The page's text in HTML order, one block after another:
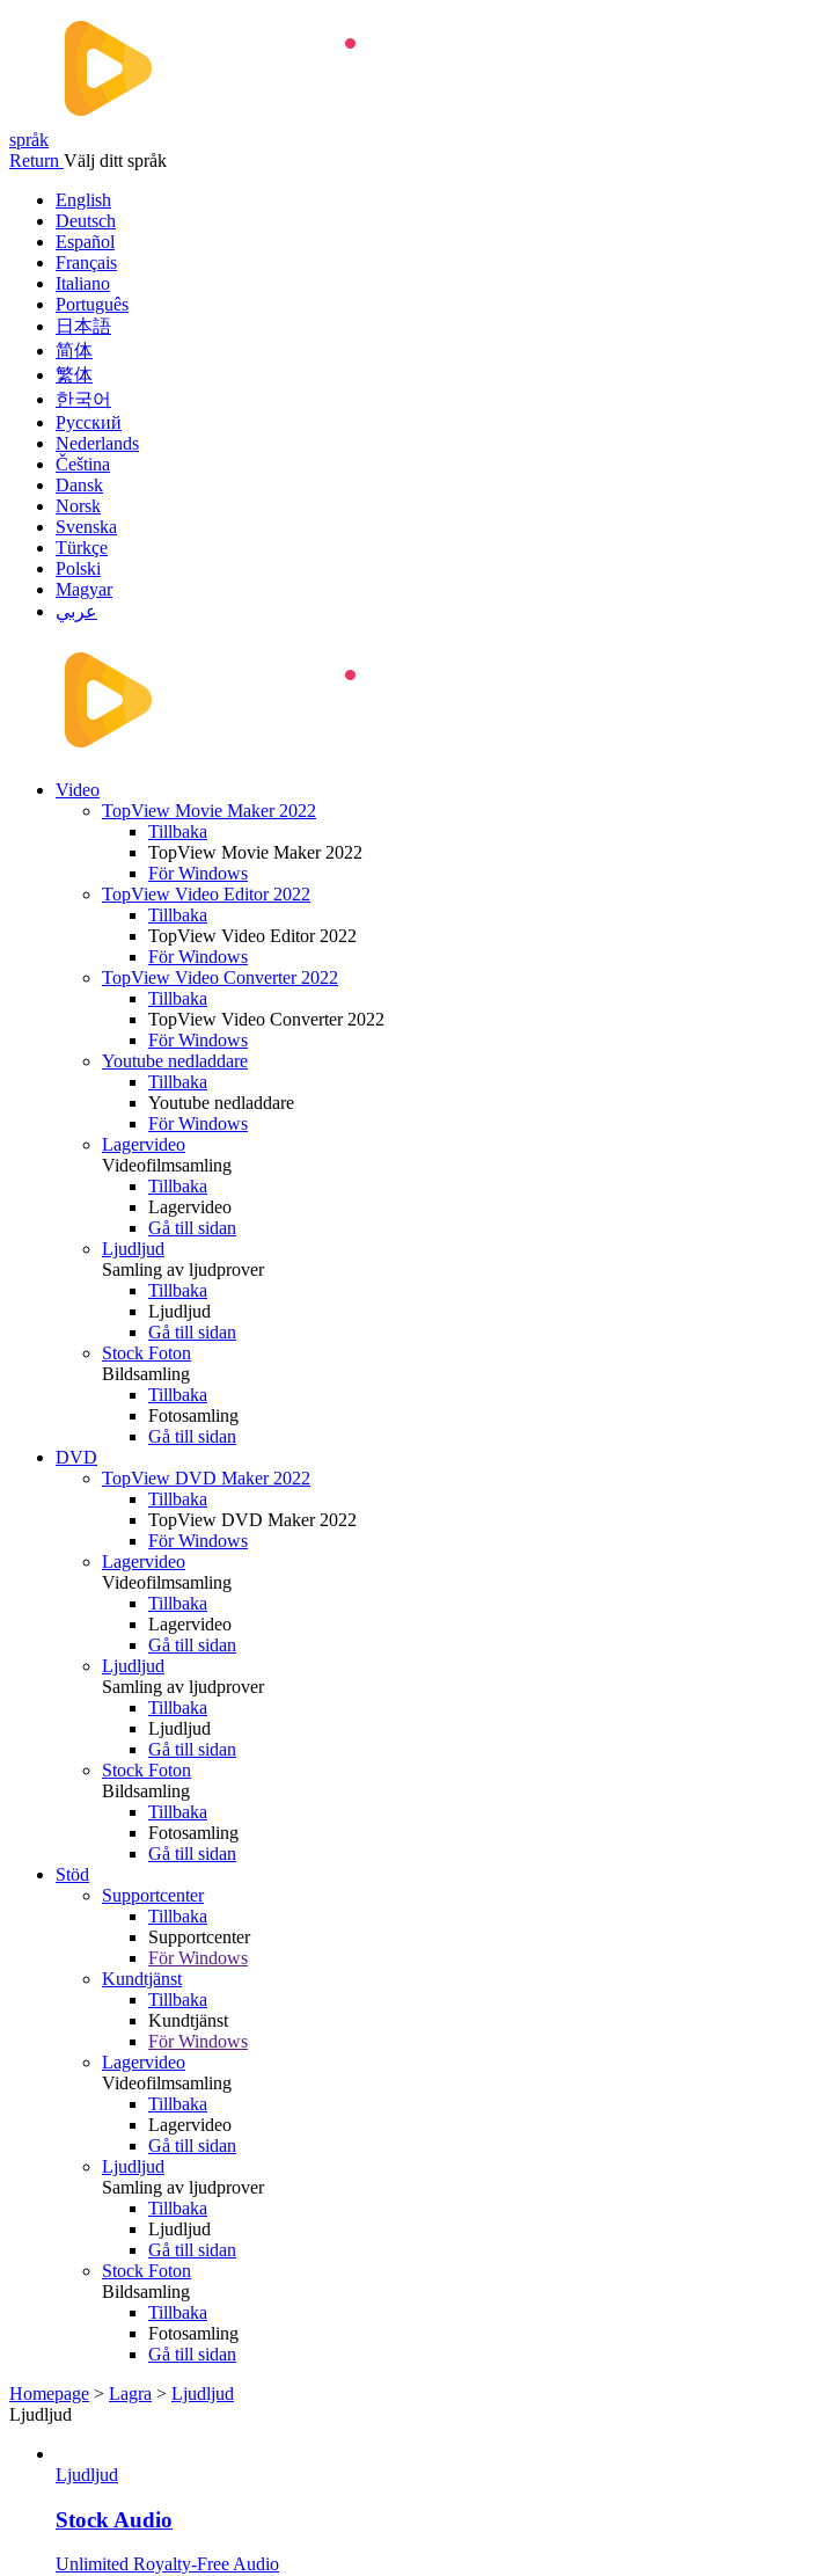
språk
Return Välj ditt språk
English
Deutsch
Español
Français
Italiano
Português
日本語
简体
繁体
한국어
Русский
Nederlands
Čeština
Dansk
Norsk
Svenska
Türkçe
Polski
Magyar
عربي
Video
TopView Movie Maker 2022
Tillbaka
TopView Movie Maker 2022
För Windows
TopView Video Editor 2022
Tillbaka
TopView Video Editor 2022
För Windows
TopView Video Converter 2022
Tillbaka
TopView Video Converter 2022
För Windows
Youtube nedladdare
Tillbaka
Youtube nedladdare
För Windows
Lagervideo
Videofilmsamling
Tillbaka
Lagervideo
Gå till sidan
Ljudljud
Samling av ljudprover
Tillbaka
Ljudljud
Gå till sidan
Stock Foton
Bildsamling
Tillbaka
Fotosamling
Gå till sidan
DVD
TopView DVD Maker 2022
Tillbaka
TopView DVD Maker 2022
För Windows
Lagervideo
Videofilmsamling
Tillbaka
Lagervideo
Gå till sidan
Ljudljud
Samling av ljudprover
Tillbaka
Ljudljud
Gå till sidan
Stock Foton
Bildsamling
Tillbaka
Fotosamling
Gå till sidan
Stöd
Supportcenter
Tillbaka
Supportcenter
För Windows
Kundtjänst
Tillbaka
Kundtjänst
För Windows
Lagervideo
Videofilmsamling
Tillbaka
Lagervideo
Gå till sidan
Ljudljud
Samling av ljudprover
Tillbaka
Ljudljud
Gå till sidan
Stock Foton
Bildsamling
Tillbaka
Fotosamling
Gå till sidan
Homepage > Lagra > Ljudljud
Ljudljud
Ljudljud
Stock Audio
Unlimited Royalty-Free Audio